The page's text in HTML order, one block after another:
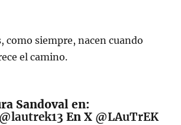
como siempre, nacen cuando
el camino.
Sandoval en:
@lautrek13 En X @LAuTrEK